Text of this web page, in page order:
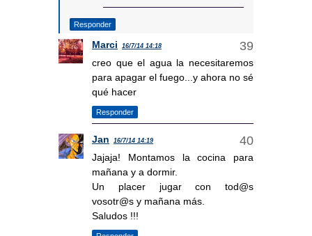
Responder
Marci 16/7/14 14:18
creo que el agua la necesitaremos
para apagar el fuego...y ahora no sé
qué hacer
Responder
Jan 16/7/14 14:19
Jajaja! Montamos la cocina para
mañana y a dormir.
Un placer jugar con tod@s
vosotr@s y mañana más.
Saludos !!!